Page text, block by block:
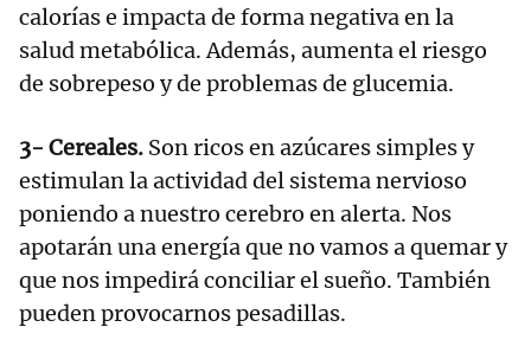
calorías e impacta de forma negativa en la
salud metabólica. Además, aumenta el riesgo
de sobrepeso y de problemas de glucemia.
3- Cereales. Son ricos en azúcares simples y
estimulan la actividad del sistema nervioso
poniendo a nuestro cerebro en alerta. Nos
apotarán una energía que no vamos a quemar y
que nos impedirá conciliar el sueño. También
pueden provocarnos pesadillas.